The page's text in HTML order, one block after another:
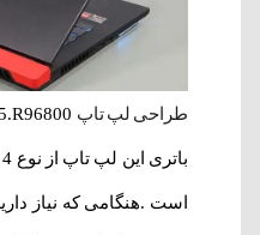
طراحی لپ‌ تاپ
است .هنگامی که نیاز